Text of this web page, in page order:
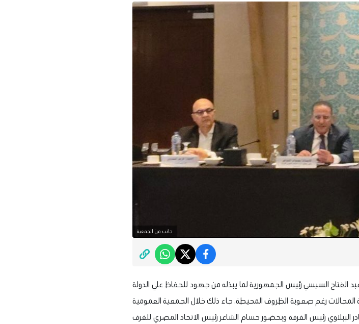
جانب من الجمعية
الفتاح السيسي رئيس الجمهورية لما يبذله من جهود للحفاظ علي الدولة
المجالات رغم صعوبة الظروف المحيطة، جاء ذلك خلال الجمعية العمومية
الببلاوي رئيس الغرفة وبحضور حسام الشاعر رئيس الاتحاد المصري للغرف